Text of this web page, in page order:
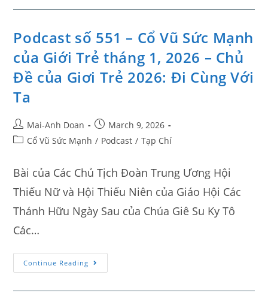
Podcast số 551 – Cổ Vũ Sức Mạnh
của Giới Trẻ tháng 1, 2026 – Chủ
Đề của Giơi Trẻ 2026: Đi Cùng Với
Ta
Mai-Anh Doan
March 9, 2026
Cổ Vũ Sức Mạnh / Podcast / Tạp Chí
Bài của Các Chủ Tịch Đoàn Trung Ương Hội
Thiếu Nữ và Hội Thiếu Niên của Giáo Hội Các
Thánh Hữu Ngày Sau của Chúa Giê Su Ky Tô
Các…
Continue Reading